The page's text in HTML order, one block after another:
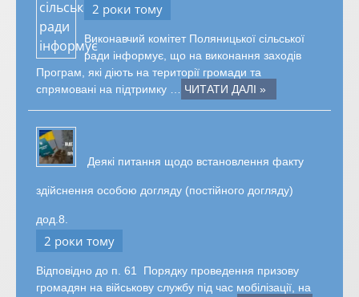
2 роки тому
Виконавчий комітет Поляницької сільської
ради інформує, що на виконання заходів
Програм, які діють на території громади та
спрямовані на підтримку …
ЧИТАТИ ДАЛІ »
Деякі питання щодо встановлення факту
здійснення особою догляду (постійного догляду)
дод.8.
2 роки тому
Відповідно до п. 61 Порядку проведення призову
громадян на військову службу під час мобілізації, на